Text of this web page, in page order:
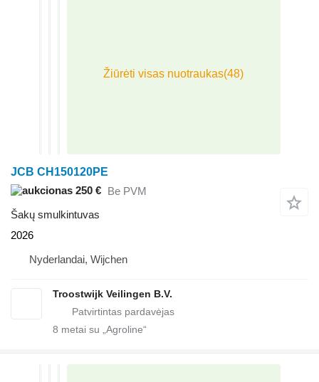
JCB CH150120PE
250 € Be PVM
Šakų smulkintuvas
2026
Nyderlandai, Wijchen
Troostwijk Veilingen B.V.
8 metai su „Agroline“